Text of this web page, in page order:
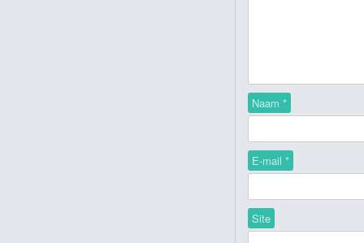
Naam *
E-mail *
Site